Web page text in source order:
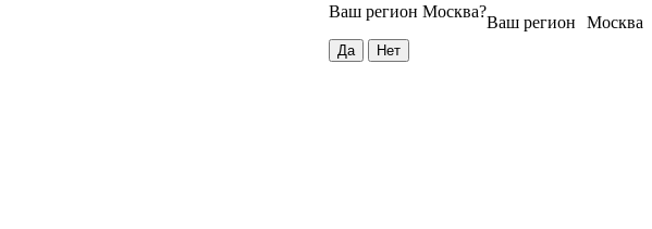
Москва
Ваш регион
Ваш регион Москва?